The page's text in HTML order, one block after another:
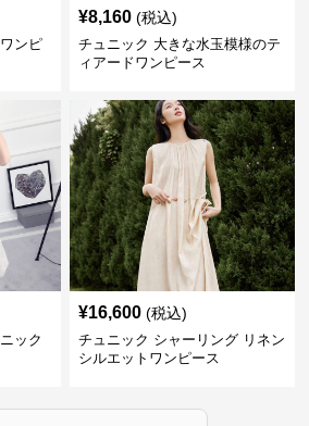
ンピ
¥8,160 (税込)
チュニック 大きな水玉模様のテ
ィアードワンピース
ック
¥16,600 (税込)
チュニック シャーリング リネン
シルエットワンピース